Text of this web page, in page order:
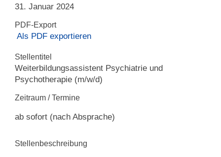
Stellentitel
Weiterbildungsassistent Psychiatrie und
Psychotherapie (m/w/d)
Zeitraum / Termine
ab sofort (nach Absprache)
Stellenbeschreibung
31. Januar 2024
PDF-Export
Als PDF exportieren